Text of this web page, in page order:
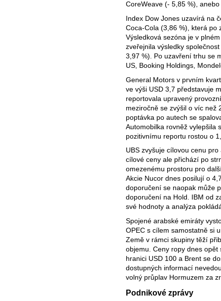
CoreWeave (- 5,85 %),
Index Dow Jones uzavírá na
Coca-Cola (3,86 %), která po
Výsledková sezóna je v
zveřejnila výsledky
3,97 %). Po uzavření trhu se
US, Booking Holdings,
General Motors v prvním
ve výši USD 3,7 představuje
reportovala upravený
meziročně se zvýšil o víc než
poptávka po autech se
Automobilka rovněž vylepšila
pozitivnímu reportu rostou o
UBS zvyšuje cílovou cenu
cílové ceny ale přichází po
omezenému prostoru pro
Akcie Nucor dnes posilují o
doporučení se naopak může
doporučení na Hold. IBM od
své hodnoty a analýza
Spojené arabské emiráty
OPEC s cílem samostatně si
Země v rámci skupiny těží
objemu. Ceny ropy dnes
hranici USD 100 a Brent se
dostupných informací
volný průplav Hormuzem za
Podnikové zprávy